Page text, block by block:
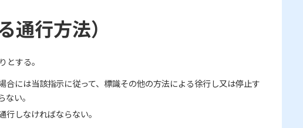
通行方法）
する。
には当該指示に従って、標識その他の方法による徐行し又は停止す
い。
しなければならない。